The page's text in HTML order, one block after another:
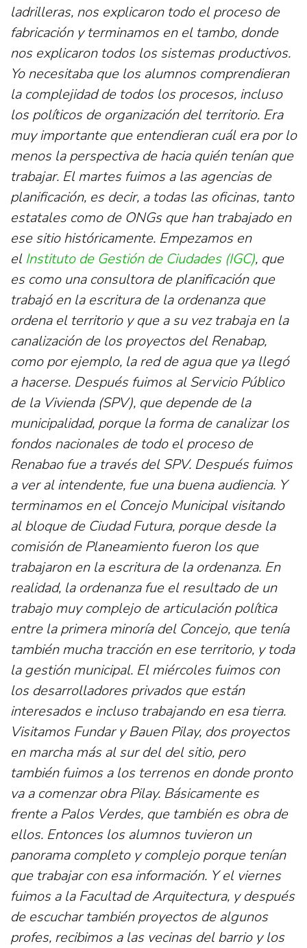
ladrilleras, nos explicaron todo el proceso de
fabricación y terminamos en el tambo, donde
nos explicaron todos los sistemas productivos.
Yo necesitaba que los alumnos comprendieran
la complejidad de todos los procesos, incluso
los políticos de organización del territorio. Era
muy importante que entendieran cuál era por lo
menos la perspectiva de hacia quién tenían que
trabajar. El martes fuimos a las agencias de
planificación, es decir, a todas las oficinas, tanto
estatales como de ONGs que han trabajado en
ese sitio históricamente. Empezamos en
el Instituto de Gestión de Ciudades (IGC), que
es como una consultora de planificación que
trabajó en la escritura de la ordenanza que
ordena el territorio y que a su vez trabaja en la
canalización de los proyectos del Renabap,
como por ejemplo, la red de agua que ya llegó
a hacerse. Después fuimos al Servicio Público
de la Vivienda (SPV), que depende de la
municipalidad, porque la forma de canalizar los
fondos nacionales de todo el proceso de
Renabao fue a través del SPV. Después fuimos
a ver al intendente, fue una buena audiencia. Y
terminamos en el Concejo Municipal visitando
al bloque de Ciudad Futura, porque desde la
comisión de Planeamiento fueron los que
trabajaron en la escritura de la ordenanza. En
realidad, la ordenanza fue el resultado de un
trabajo muy complejo de articulación política
entre la primera minoría del Concejo, que tenía
también mucha tracción en ese territorio, y toda
la gestión municipal. El miércoles fuimos con
los desarrolladores privados que están
interesados e incluso trabajando en esa tierra.
Visitamos Fundar y Bauen Pilay, dos proyectos
en marcha más al sur del del sitio, pero
también fuimos a los terrenos en donde pronto
va a comenzar obra Pilay. Básicamente es
frente a Palos Verdes, que también es obra de
ellos. Entonces los alumnos tuvieron un
panorama completo y complejo porque tenían
que trabajar con esa información. Y el viernes
fuimos a la Facultad de Arquitectura, y después
de escuchar también proyectos de algunos
profes, recibimos a las vecinas del barrio y los